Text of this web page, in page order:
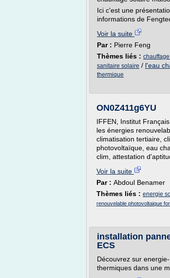
Ici c'est une
informations de
Voir la suite
Par : Pierre Feng
Thèmes liés :
sanitaire solaire / l'eau
thermique
ON0Z411g6YU
IFFEN, Institut
les énergies
climatisation tertiaire,
photovoltaïque, eau
clim, attestation
Voir la suite
Par : Abdoul Benamer
Thèmes liés : energie
renouvelable photovoltaique
installation
ECS
Découvrez sur
thermiques dans une